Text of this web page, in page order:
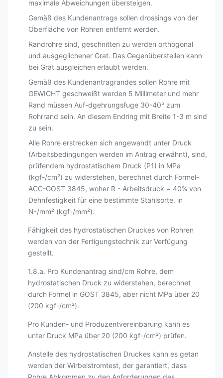
maximale Abweichungen übersteigen.
Gemäß des Kundenantrags sollen drossings von der
Oberfläche von Rohren entfernt werden.
Randrohre sind, geschnitten zu werden orthogonal
und ausgeglichener Grat. Das Gegenüberstellen kann
bei Grat ausgleichen erlaubt werden.
Gemäß des Kundenantragrandes sollen Rohre mit
GEWICHT geschweißt werden 5 Millimeter und mehr
Rand müssen Auf-dgehrungsfuge 30-40° zum
Rohrrand sein. An diesem Endring mit Breite 1-3 m sind
zu sein.
Alle Rohre erstrecken sich angewandt unter Druck
(Arbeitsbedingungen werden im Antrag erwähnt), sind,
prüfendem hydrostatischem Druck (P1) in MPa
(kgf-/cm²) zu widerstehen, berechnet durch Formel-
ACC-GOST 3845, woher R - Arbeitsdruck = 40% von
Dehnfestigkeit für eine bestimmte Stahlsorte, in
N-/mm² (kgf-/mm²).
Fähigkeit des hydrostatischen Druckes von Rohren
werden von der Fertigungstechnik zur Verfügung
gestellt.
1.8.a. Pro Kundenantrag sind/cm Rohre, dem
hydrostatischen Druck zu widerstehen, berechnet
durch Formel in GOST 3845, aber nicht MPa über 20
(200 kgf-/cm²).
Pro Kunden- und Produzentvereinbarung kann es
unter Druck MPa über 20 (200 kgf-/cm²) prüfen.
Anstelle des hydrostatischen Druckes kann es getan
werden der Wirbelstromtest, der garantiert, dass